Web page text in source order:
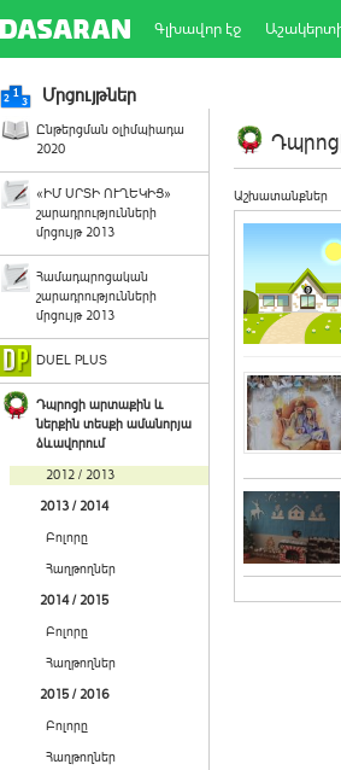
Գլխավոր էջ
Մրցույթներ
Ընթերցման օլիմպիադա
2020
«ԻՄ ՍՐՏԻ ՈՒՂԵԿԻՑ»
շարադրությունների
մրցույթ 2013
Համադպրոցական
շարադրությունների
մրցույթ 2013
DUEL PLUS
Դպրոցի արտաքին և
ներքին տեսքի ամանորյա
ձևավորում
2012 / 2013
2013 / 2014
Բոլորը
Հաղթողներ
2014 / 2015
Բոլորը
Հաղթողներ
2015 / 2016
Բոլորը
Հաղթողներ
Աշխատանքներ